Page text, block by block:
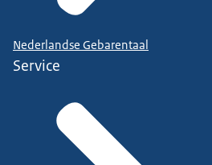
Nederlandse Gebarentaal
Service